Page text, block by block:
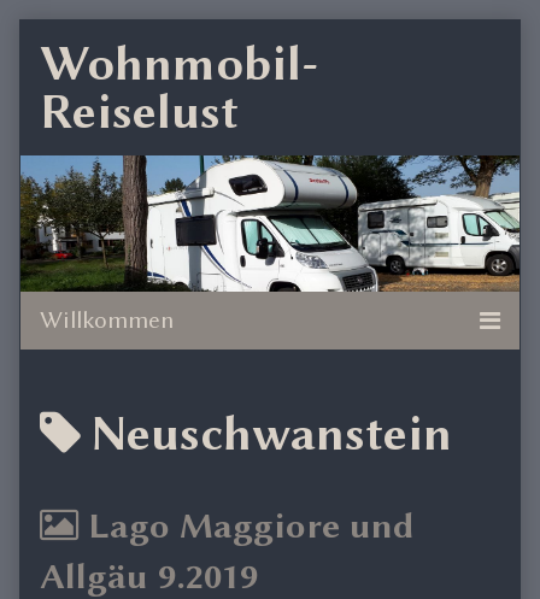
content
Wohnmobil-
Reiselust
Posts
tagged
Neuschwanstein
Lago Maggiore und
Allgäu 9.2019